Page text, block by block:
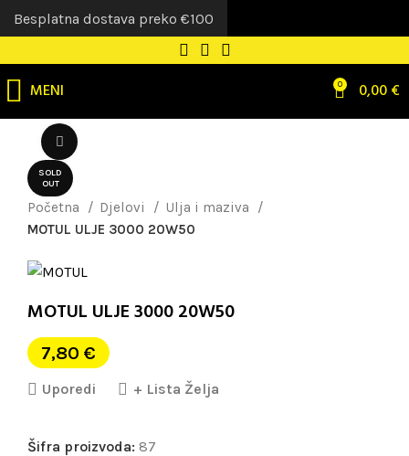
MENI 0 0,00€
SOLD
OUT
Početna Djelovi
Ulja i maziva
MOTUL ULJE 3000 20W50
MOTUL ULJE 3000 20W50
7,80 €
Uporedi + Lista Želja
Šifra proizvoda: 87
Besplatna dostava preko €100